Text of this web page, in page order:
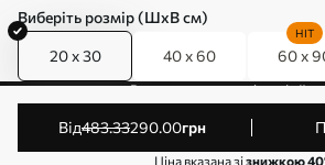
Виберіть розмір (ШхВ см)
20 x 30 40 x 60 60 x
HIT
від483.33290.00грн
Ціна вказана зізнижкою
0800357223
Редагування дозволів на
© 2011-2026 Art-holst. Усі права
ТОВ “КЛЄВЄР”. Код ЄДРПОУ: